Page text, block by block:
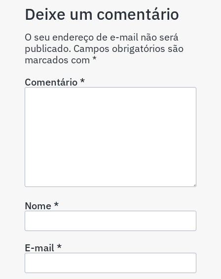
Deixe um comentário
O seu endereço de e-mail não será
publicado. Campos obrigatórios são
marcados com *
Comentário*
Nome*
E-mail*